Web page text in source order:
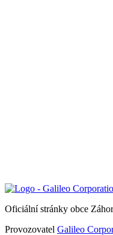
Oficiální stránky obce
Provozovatel Galileo